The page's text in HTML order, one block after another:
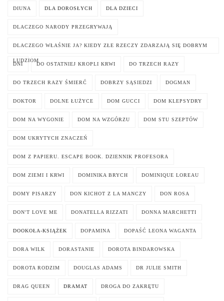
DIUNA DLA DOROSŁYCH DLA DZIECI
DLACZEGO NARODY PRZEGRYWAJĄ
DLACZEGO WŁAŚNIE JA? KIEDY ZŁE RZECZY ZDARZAJĄ SIĘ DOBRYM
LUDZIOM
DNI DO OSTATNIEJ KROPLI KRWI DO TRZECH RAZY
DO TRZECH RAZY ŚMIERĆ DOBRZY SĄSIEDZI DOGMAN
DOKTOR DOLNE ŁUŻYCE DOM GUCCI DOM KLEPSYDRY
DOM NA WYGONIE DOM NA WZGÓRZU DOM STU SZEPTÓW
DOM UKRYTYCH ZNACZEŃ
DOM Z PAPIERU. ESCAPE BOOK. DZIENNIK PROFESORA
DOM ZIEMI I KRWI DOMINIKA BRYCH DOMINIQUE LOREAU
DOMY PISARZY DON KICHOT Z LA MANCZY DON ROSA
DON'T LOVE ME DONATELLA RIZZATI DONNA MARCHETTI
DOOKOŁA-KSIĄŻEK DOPAMINA DOPAŚĆ LEONA WAGANTA
DORA WILK DORASTANIE DOROTA BINDAROWSKA
DOROTA RODZIM DOUGLAS ADAMS DR JULIE SMITH
DRAG QUEEN DRAMAT DROGA DO ZAKRĘTU